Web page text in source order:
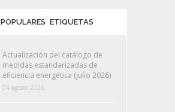
POPULARES ETIQUETAS
Actualización del catálogo de
medidas estandarizadas de
eficiencia energética (julio 2026)
04 agosto 2026